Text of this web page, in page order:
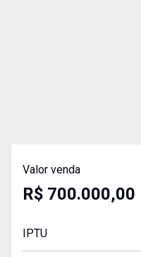
Valor venda
R$ 700.000,00
IPTU